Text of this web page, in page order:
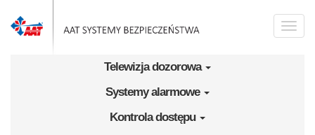
Toggle
Telewizja dozorowa
Systemy alarmowe
Kontrola dostępu